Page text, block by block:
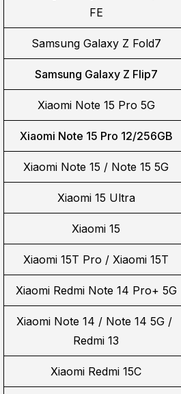
FE
Samsung Galaxy Z Fold7
Samsung Galaxy Z Flip7
Xiaomi Note 15 Pro 5G
Xiaomi Note 15 Pro 12/256GB
Xiaomi Note 15 / Note 15 5G
Xiaomi 15 Ultra
Xiaomi 15
Xiaomi 15T Pro / Xiaomi 15T
Xiaomi Redmi Note 14 Pro+ 5G
Xiaomi Note 14 / Note 14 5G /
Redmi 13
Xiaomi Redmi 15C